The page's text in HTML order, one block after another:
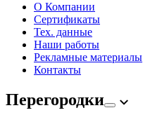
О Компании
Сертификаты
Тех. данные
Наши работы
Рекламные материалы
Контакты
Перегородки